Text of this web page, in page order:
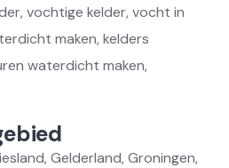
vochtige kelder, vocht in
maken, kelders
waterdicht maken,
Gelderland, Groningen,